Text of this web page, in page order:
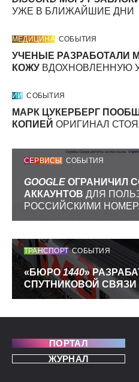
УЖЕ В БЛИЖАЙШИЕ ДНИ
МЕДИЦИНА СОБЫТИЯ
УЧЕНЫЕ РАЗРАБОТАЛИ
КОЖУ ВДОХНОВЛЕННУЮ
ИИ СОБЫТИЯ
МАРК ЦУКЕРБЕРГ
КОПИЕЙ ОРИГИНАЛ
СЕРВИСЫ СОБЫТИЯ
GOOGLE ОГРАНИЧИЛ
АККАУНТОВ ДЛЯ
РОССИЙСКИМИ
ТРАНСПОРТ СОБЫТИЯ
«БЮРО1440»
СПУТНИКОВОЙ СВЯЗИ
ПОРТАЛ
ЖУРНАЛ